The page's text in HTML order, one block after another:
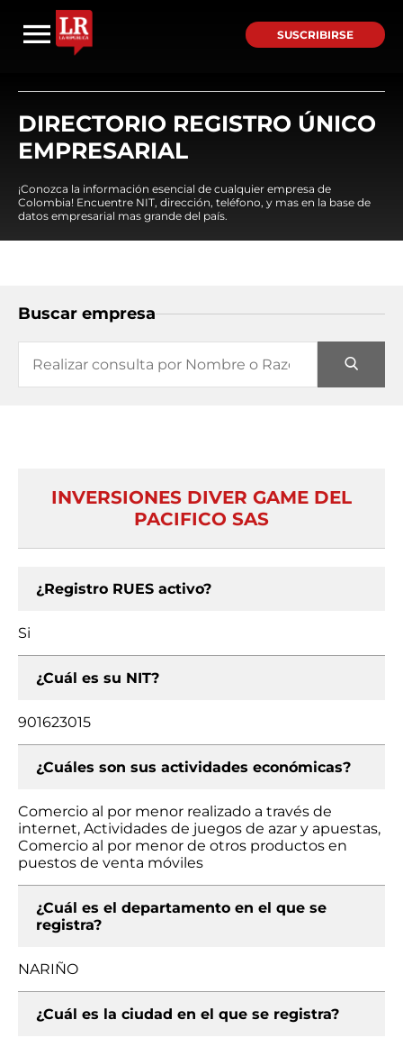
SUSCRIBIRSE
DIRECTORIO REGISTRO ÚNICO
EMPRESARIAL
¡Conozca la información esencial de cualquier empresa de
Colombia! Encuentre NIT, dirección, teléfono, y mas en la base de
datos empresarial mas grande del país.
Buscar empresa
INVERSIONES DIVER GAME DEL
PACIFICO SAS
¿Registro RUES activo?
Si
¿Cuál es su NIT?
901623015
¿Cuáles son sus actividades económicas?
Comercio al por menor realizado a través de
internet, Actividades de juegos de azar y apuestas,
Comercio al por menor de otros productos en
puestos de venta móviles
¿Cuál es el departamento en el que se
registra?
NARIÑO
¿Cuál es la ciudad en el que se registra?